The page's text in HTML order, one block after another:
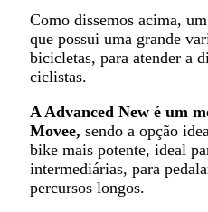
Como dissemos acima,
que possui uma grande
bicicletas, para atender a
ciclistas.
A Advanced New é um
Movee, sendo a opção
bike mais potente, ideal
intermediárias, para
percursos longos.